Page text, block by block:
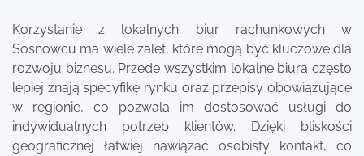
Korzystanie z lokalnych biur rachunkowych w
Sosnowcu ma wiele zalet, które mogą być kluczowe dla
rozwoju biznesu. Przede wszystkim lokalne biura często
lepiej znają specyfikę rynku oraz przepisy obowiązujące
w regionie, co pozwala im dostosować usługi do
indywidualnych potrzeb klientów. Dzięki bliskości
geograficznej łatwiej nawiązać osobisty kontakt, co